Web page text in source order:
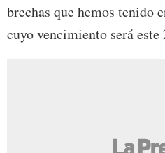
brechas que hemos tenido
cuyo vencimiento será este